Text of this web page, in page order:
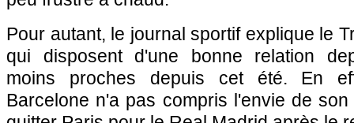
Pour autant, le journal sportif explique le
qui disposent d'une bonne relation
moins proches depuis cet été. En
Barcelone n'a pas compris l'envie de